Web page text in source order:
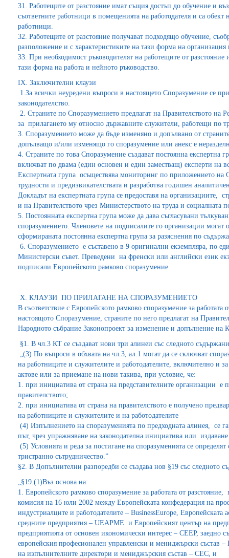
31. Работещите от разстояние имат същия достъп до обучение и
съответните работници в помещенията на работодателя и са
работници.
32. Работещите от разстояние получават подходящо обучение,
разположение и с характеристиките на тази форма на организация
33. При необходимост ръководителят на работещите от
тази форма на работа и нейното ръководство.
ІХ. Заключителни клаузи
1.За всички неуредени въпроси в настоящето Споразумение се
законодателство.
2. Страните по Споразумението предлагат на Правителството на
за прилагането му относно държавните служители, работещи по
3. Споразумението може да бъде изменяно и допълвано от
допълващо и/или изменящо го споразумение или анекс е
4. Страните по това Споразумение създават постоянна експертна
включват по двама (един основен и един заместващ) експерти на
Експертната група осъществява мониторинг по приложението на
трудности и предизвикателствата и разработва годишен
Докладът на експертната група се предоставя на организациите,
и на Правителството чрез Министерството на труда и социалната
5. Постоянната експертна група може да дава съгласувани
споразумението. Членовете на подписалите го организации могат
сформираната постоянна експертна група за разяснения по
6. Споразумението е съставено в 9 оригинални екземпляра, по
Министерски съвет. Преведени на френски или английски език
подписали Европейското рамково споразумение.
Х. КЛАУЗИ ПО ПРИЛАГАНЕ НА СПОРАЗУМЕНИЕТО
В съответствие с Европейското рамково споразумение за работата
настоящото Споразумение, страните по него предлагат на
Народното събрание Законопроект за изменение и допълнение на
§1. В чл.3 КТ се създават нови три алинеи със следното
„(3) По въпроси в обхвата на чл.3, ал.1 могат да се сключват
на работниците и служителите и работодателите, включително и
актове или за приемане на нови такива, при условие, че:
1. при инициатива от страна на представителните организации е
правителството;
2. при инициатива от страна на правителството е получено
на работниците и служителите и на работодателите
(4) Изпълнението на споразуменията по предходната алинея, се
път, чрез упражняване на законодателна инициатива или
(5) Условията и реда за постигане на споразуменията се
тристранно сътрудничество.”
§2. В Допълнителни разпоредби се създава нов §19 със следното
„§19.(1)Въз основа на:
1. Европейското рамково споразумение за работата от
комисия на 16 юли 2002 между Европейската конфедерация на
индустриалците и работодателите – BusinessEurope, Европейската
средните предприятия – UEAPME и Европейският център на
предприятията от основен икономически интерес – CEEP, заедно
европейския професионален управленски и мениджърски състав
на изпълнителните директори и мениджърския състав – CEC, и